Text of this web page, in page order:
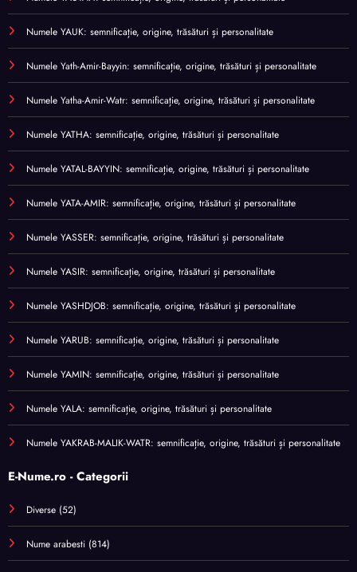
Numele YAUK: semnificație, origine, trăsături și personalitate
Numele Yath-Amir-Bayyin: semnificație, origine, trăsături și personalitate
Numele Yatha-Amir-Watr: semnificație, origine, trăsături și personalitate
Numele YATHA: semnificație, origine, trăsături și personalitate
Numele YATAL-BAYYIN: semnificație, origine, trăsături și personalitate
Numele YATA-AMIR: semnificație, origine, trăsături și personalitate
Numele YASSER: semnificație, origine, trăsături și personalitate
Numele YASIR: semnificație, origine, trăsături și personalitate
Numele YASHDJOB: semnificație, origine, trăsături și personalitate
Numele YARUB: semnificație, origine, trăsături și personalitate
Numele YAMIN: semnificație, origine, trăsături și personalitate
Numele YALA: semnificație, origine, trăsături și personalitate
Numele YAKRAB-MALIK-WATR: semnificație, origine, trăsături și personalitate
E-Nume.ro - Categorii
Diverse (52)
Nume arabesti (814)